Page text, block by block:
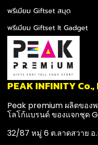
พรีเมียม Giftset สมุด
พรีเมียม Giftset It Gadget
PEAK INFINITY
Peak premium ผลิตของ
โลโก้แบรนด์ ของแจกชุด
32/87 หมู่ 6 ต.ลาดสวาย อ